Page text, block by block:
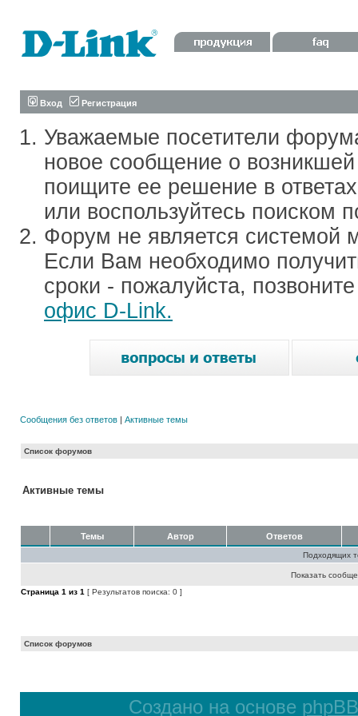
Вход Регистрация
Уважаемые посетители
новое сообщение о
поищите ее решение в
или воспользуйтесь поиском
Форум не является системой
Если Вам необходимо
сроки - пожалуйста,
офис D-Link.
Сообщения без ответов | Активные темы
Список форумов
Активные темы
Темы Автор Ответов
Подходящих
Показать
Страница 1 из 1 [ Результатов поиска: 0 ]
Список форумов
Создано на основе phpBB